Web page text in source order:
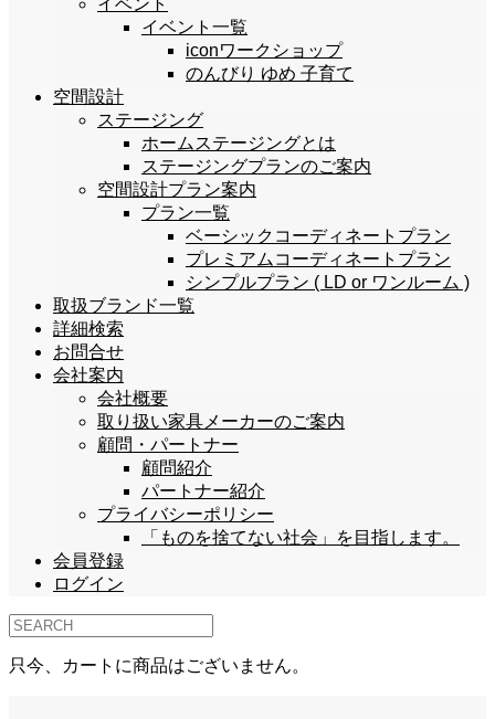
イベント
イベント一覧
iconワークショップ
のんびり ゆめ 子育て
空間設計
ステージング
ホームステージングとは
ステージングプランのご案内
空間設計プラン案内
プラン一覧
ベーシックコーディネートプラン
プレミアムコーディネートプラン
シンプルプラン ( LD or ワンルーム )
取扱ブランド一覧
詳細検索
お問合せ
会社案内
会社概要
取り扱い家具メーカーのご案内
顧問・パートナー
顧問紹介
パートナー紹介
プライバシーポリシー
「ものを捨てない社会」を目指します。
会員登録
ログイン
只今、カートに商品はございません。